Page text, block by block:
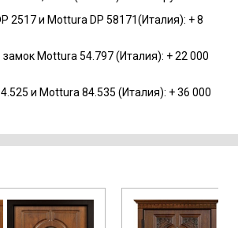
2517 и Mottura DP 58171(Италия): + 8
Mottura 54.797 (Италия): + 22 000
и Mottura 84.535 (Италия): + 36 000